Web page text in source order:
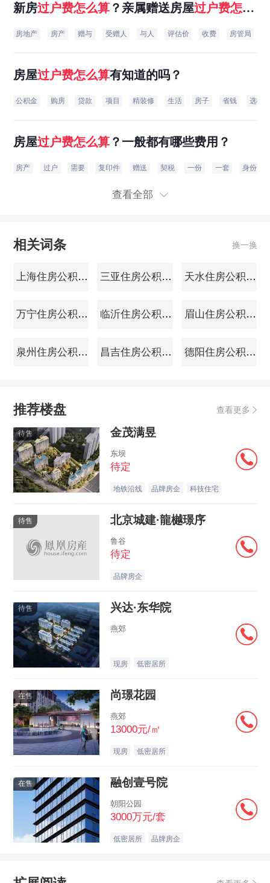
新房过户费怎么算？亲属赠送房屋过户费怎么
房地产 房产 赠与 受赠人 与人 评估价 收费 房管局
房屋过户费怎么算有知道的吗？
公积金 购房 贷款 项目 精装修 生活 房子 省钱 选择
房屋过户费怎么算？一般都有哪些费用？
房产 过户 需要 复印件 赠送 契税 一份 一套 身份证
查看全部
相关词条 换一换
上海住房公积金查询 三亚住房公积金查询 天水住房公积金查询
万宁住房公积金查询 临沂住房公积金查询 眉山住房公积金查询
泉州住房公积金查询 昌吉住房公积金查询 德阳住房公积金查询
推荐楼盘 查看更多
待售 金茂满昱
东坝
待定
地铁沿线 品牌房企 科技住宅
待售 北京城建·龍樾璟序
鲁谷
待定
品牌房企
待售 兴达·东华院
燕郊
现房 低密居所
在售 尚璟花园
燕郊
13000元/㎡
现房 低密居所
在售 融创壹号院
朝阳公园
3000万元/套
低密居所 品牌房企